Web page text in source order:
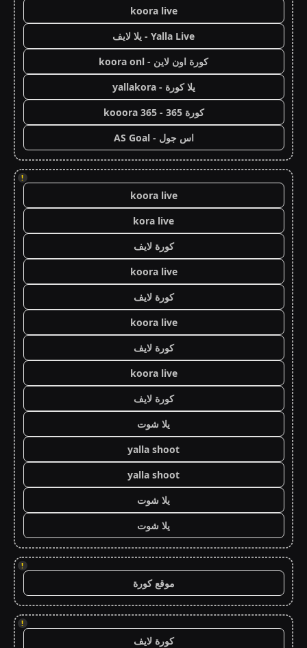
koora live
Yalla Live - يلا لايف
كورة اون لاين - koora onl
يلا كورة - yallakora
كورة 365 - kooora 365
اس جول - AS Goal
!
koora live
kora live
كورة لايف
koora live
كورة لايف
koora live
كورة لايف
koora live
كورة لايف
يلا شوت
yalla shoot
yalla shoot
يلا شوت
يلا شوت
!
موقع كورة
!
كورة لايف